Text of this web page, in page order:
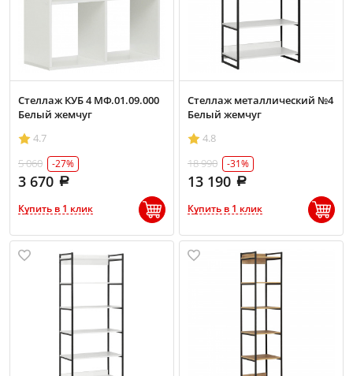
Стеллаж КУБ 4 МФ.01.09.000
Белый жемчуг
4.7
5 060
-27%
3 670
Купить в 1 клик
Стеллаж металлический №4
Белый жемчуг
4.8
18 990
-31%
13 190
Купить в 1 клик